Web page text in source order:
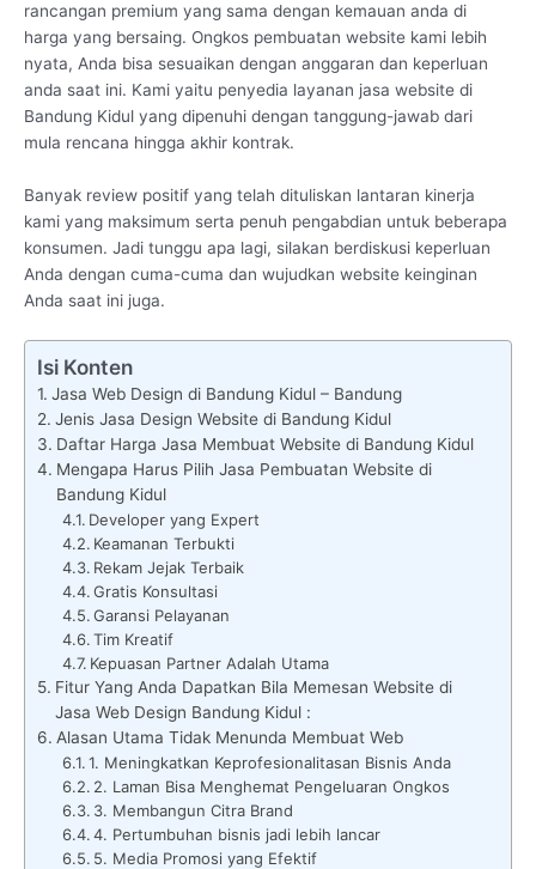
rancangan premium yang sama dengan kemauan anda di
harga yang bersaing. Ongkos pembuatan website kami lebih
nyata, Anda bisa sesuaikan dengan anggaran dan keperluan
anda saat ini. Kami yaitu penyedia layanan jasa website di
Bandung Kidul yang dipenuhi dengan tanggung-jawab dari
mula rencana hingga akhir kontrak.
Banyak review positif yang telah dituliskan lantaran kinerja
kami yang maksimum serta penuh pengabdian untuk beberapa
konsumen. Jadi tunggu apa lagi, silakan berdiskusi keperluan
Anda dengan cuma-cuma dan wujudkan website keinginan
Anda saat ini juga.
Isi Konten
Jasa Web Design di Bandung Kidul – Bandung
Jenis Jasa Design Website di Bandung Kidul
Daftar Harga Jasa Membuat Website di Bandung Kidul
Mengapa Harus Pilih Jasa Pembuatan Website di
Bandung Kidul
Developer yang Expert
Keamanan Terbukti
Rekam Jejak Terbaik
Gratis Konsultasi
Garansi Pelayanan
Tim Kreatif
Kepuasan Partner Adalah Utama
Fitur Yang Anda Dapatkan Bila Memesan Website di
Jasa Web Design Bandung Kidul :
Alasan Utama Tidak Menunda Membuat Web
1. Meningkatkan Keprofesionalitasan Bisnis Anda
2. Laman Bisa Menghemat Pengeluaran Ongkos
3. Membangun Citra Brand
4. Pertumbuhan bisnis jadi lebih lancar
5. Media Promosi yang Efektif